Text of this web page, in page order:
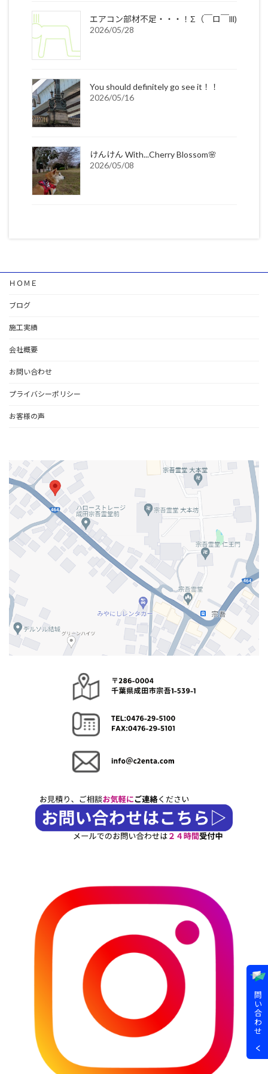
問
い
合
わ
せ
エアコン部材不足・・・！Σ（￣ロ￣lll)
2026/05/28
You should definitely go see it！！
2026/05/16
けんけん With...Cherry Blossom🌸
2026/05/08
ＨＯＭＥ
ブログ
施工実績
会社概要
お問い合わせ
プライバシーポリシー
お客様の声